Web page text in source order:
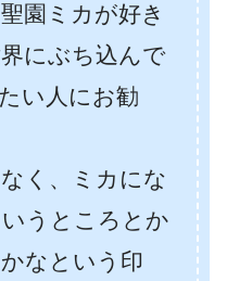
園ミカが好き
にぶち込んで
い人にお勧
く、ミカにな
うところとか
なという印